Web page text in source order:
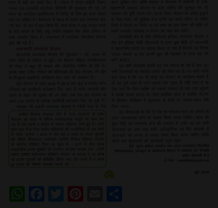
WhatsApp
Facebook
TwitterPinterest
Email